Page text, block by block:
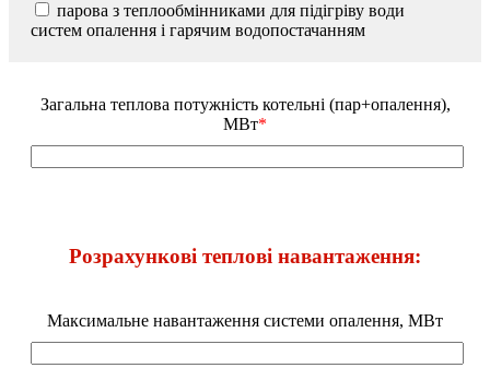
парова з теплообмінниками для підігріву води
систем опалення і гарячим водопостачанням
Загальна теплова потужність котельні (пар+опалення),
МВт*
Розрахункові теплові навантаження:
Максимальне навантаження системи опалення, МВт